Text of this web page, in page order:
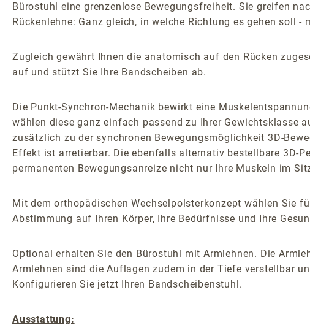
Bürostuhl eine grenzenlose Bewegungsfreiheit. Sie greifen
Rückenlehne: Ganz gleich, in welche Richtung es gehen soll
Zugleich gewährt Ihnen die anatomisch auf den Rücken
auf und stützt Sie Ihre Bandscheiben ab.
Die Punkt-Synchron-Mechanik bewirkt eine
wählen diese ganz einfach passend zu Ihrer Gewichtsklasse
zusätzlich zu der synchronen Bewegungsmöglichkeit 3D-
Effekt ist arretierbar. Die ebenfalls alternativ bestellbare 3D-
permanenten Bewegungsanreize nicht nur Ihre Muskeln im
Mit dem orthopädischen Wechselpolsterkonzept wählen Sie
Abstimmung auf Ihren Körper, Ihre Bedürfnisse und Ihre
Optional erhalten Sie den Bürostuhl mit Armlehnen. Die
Armlehnen sind die Auflagen zudem in der Tiefe verstellbar
Konfigurieren Sie jetzt Ihren Bandscheibenstuhl.
Ausstattung: